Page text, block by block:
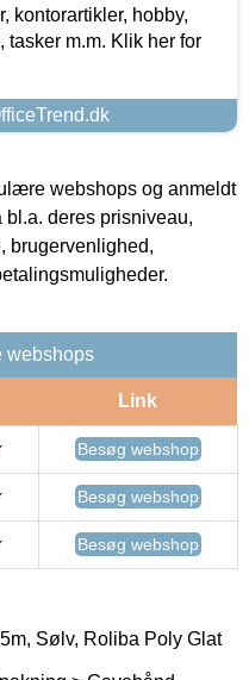
kontorartikler, hobby,
m.m. Klik her for
webshops og anmeldt
bl.a. deres prisniveau,
brugervenlighed,
webshops
Link
Besøg webshop
Besøg webshop
Besøg webshop
Sølv, Roliba Poly Glat